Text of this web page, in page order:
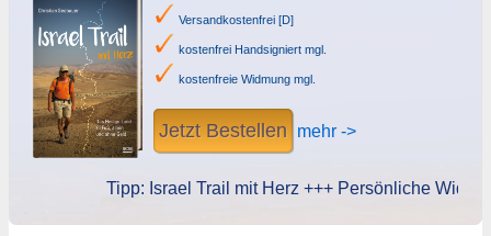
Versandkostenfrei [D]
kostenfrei Handsigniert mgl.
kostenfreie Widmung mgl.
Jetzt Bestellen mehr ->
Tipp: Israel Trail mit Herz +++ Persönliche